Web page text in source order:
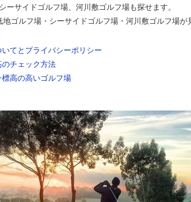
ーサイドゴルフ場、河川敷ゴルフ場も探せます。
ゴルフ場・シーサイドゴルフ場・河川敷ゴルフ場が
てとプライバシーポリシー
のチェック方法
標高の高いゴルフ場